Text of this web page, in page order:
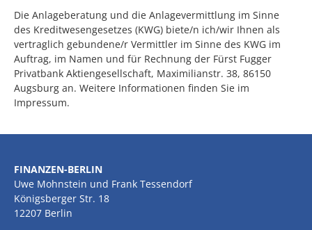
Die Anlageberatung und die Anlagevermittlung im Sinne
des Kreditwesengesetzes (KWG) biete/n ich/wir Ihnen als
vertraglich gebundene/r Vermittler im Sinne des KWG im
Auftrag, im Namen und für Rechnung der Fürst Fugger
Privatbank Aktiengesellschaft, Maximilianstr. 38, 86150
Augsburg an. Weitere Informationen finden Sie im
Impressum.
FINANZEN-BERLIN
Uwe Mohnstein und Frank Tessendorf
Königsberger Str. 18
12207 Berlin